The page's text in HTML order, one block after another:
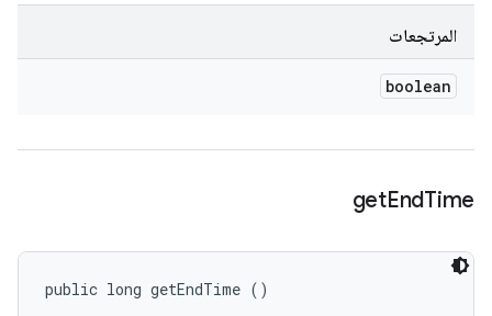
المرتجعات
boolean
getEndTime
public long getEndTime ()